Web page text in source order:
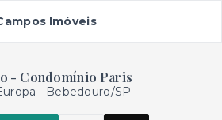
Imóveis
- Condomínio Paris
- Bebedouro/SP